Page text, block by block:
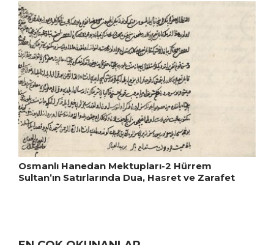
Osmanlı Hanedan Mektupları-2 Hürrem
Sultan’ın Satırlarında Dua, Hasret ve Zarafet